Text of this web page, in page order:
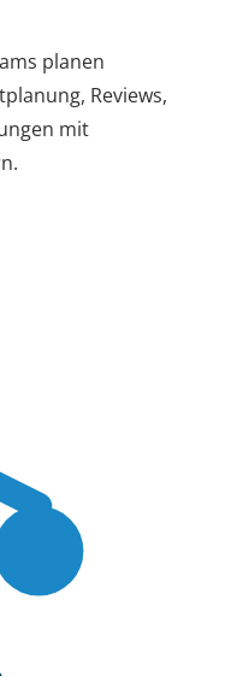
planen
Reviews,
mit